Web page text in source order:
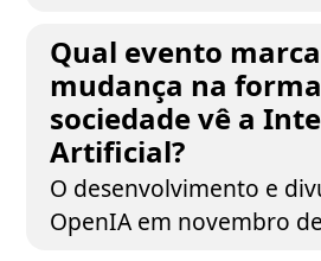
Qual evento
mudança na
sociedade vê a
Artificial?
O desenvolvimento e
OpenIA em novembro